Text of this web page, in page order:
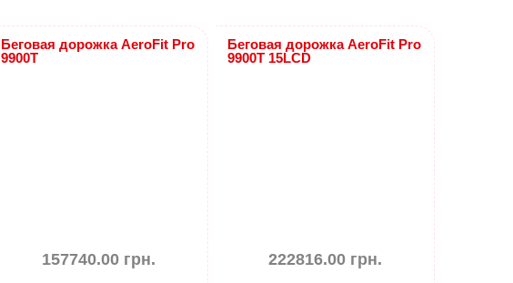
Беговая дорожка AeroFit Pro
9900T
157740.00 грн.
Беговая дорожка AeroFit Pro
9900T 15LCD
222816.00 грн.